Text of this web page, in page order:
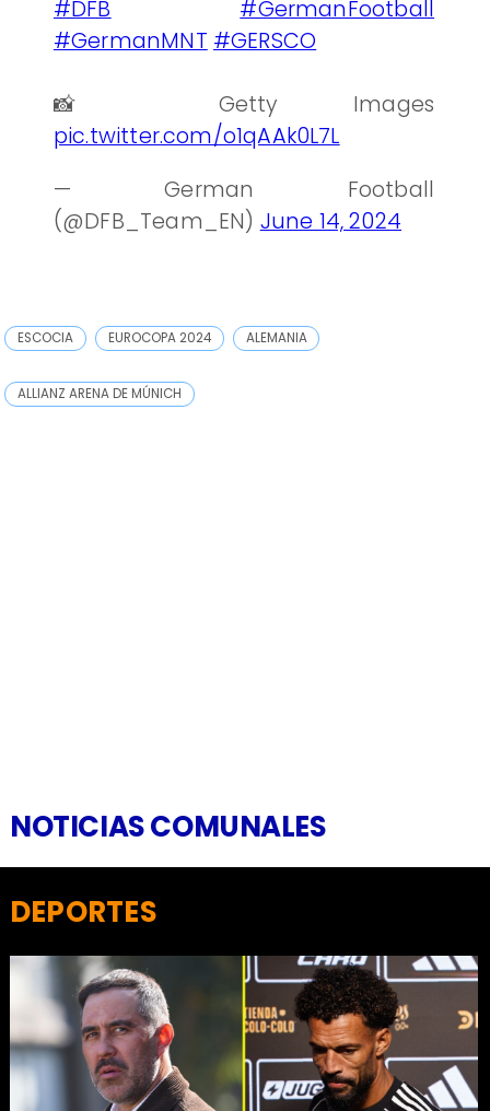
#DFB
#GermanFootball
#GermanMNT #GERSCO
📸 Getty Images
pic.twitter.com/o1qAAk0L7L
— German Football
(@DFB_Team_EN) June 14, 2024
ESCOCIA EUROCOPA 2024 ALEMANIA
ALLIANZ ARENA DE MÚNICH
NOTICIAS COMUNALES
DEPORTES